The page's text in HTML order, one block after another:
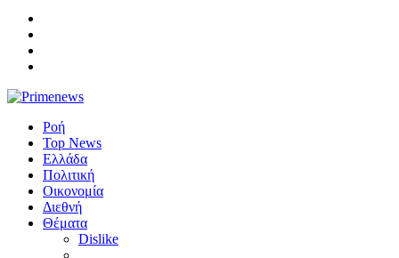
Ροή
Top News
Ελλάδα
Πολιτική
Οικονομία
Διεθνή
Θέματα
Dislike